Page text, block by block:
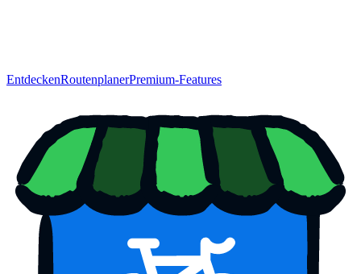
EntdeckenRoutenplanerPremium-Features